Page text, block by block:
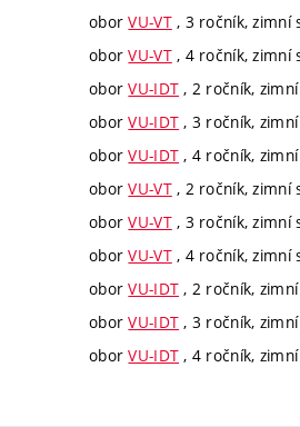
oborVU-VT, 3 ročník, zimní
oborVU-VT, 4 ročník, zimní
oborVU-IDT , 2 ročník,
oborVU-IDT , 3 ročník,
oborVU-IDT , 4 ročník,
oborVU-VT, 2 ročník, zimní
oborVU-VT, 3 ročník, zimní
oborVU-VT, 4 ročník, zimní
oborVU-IDT , 2 ročník,
oborVU-IDT , 3 ročník,
oborVU-IDT , 4 ročník,